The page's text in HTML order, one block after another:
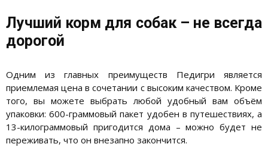
Лучший корм для собак – не всегда
дорогой
Одним из главных преимуществ Педигри является
приемлемая цена в сочетании с высоким качеством. Кроме
того, вы можете выбрать любой удобный вам объём
упаковки: 600-граммовый пакет удобен в путешествиях, а
13-килограммовый пригодится дома – можно будет не
переживать, что он внезапно закончится.